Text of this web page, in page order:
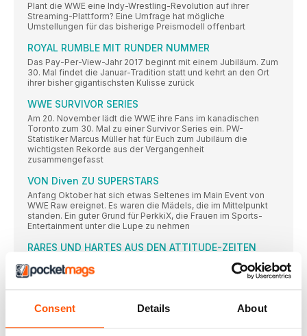
Consent Details About
Plant die WWE eine Indy-Wrestling-Revolution auf ihrer
Streaming-Plattform? Eine Umfrage hat mögliche
Umstellungen für das bisherige Preismodell offenbart
ROYAL RUMBLE MIT RUNDER NUMMER
Das Pay-Per-View-Jahr 2017 beginnt mit einem Jubiläum. Zum
30. Mal findet die Januar-Tradition statt und kehrt an den Ort
ihrer bisher gigantischsten Kulisse zurück
WWE SURVIVOR SERIES
Am 20. November lädt die WWE ihre Fans im kanadischen
Toronto zum 30. Mal zu einer Survivor Series ein. PW-
Statistiker Marcus Müller hat für Euch zum Jubiläum die
wichtigsten Rekorde aus der Vergangenheit
zusammengefasst
VON Diven ZU SUPERSTARS
Anfang Oktober hat sich etwas Seltenes im Main Event von
WWE Raw ereignet. Es waren die Mädels, die im Mittelpunkt
standen. Ein guter Grund für PerkkiX, die Frauen im Sports-
Entertainment unter die Lupe zu nehmen
RARES UND HARTES AUS DEN ATTITUDE-ZEITEN
Wir haben mal einen Blick drauf geworfen, was es Neues für
dein DVD-Regal gibt
NIE WIEDER WRESTLING
Mit einem Tweet hat WWEWrestler Tyson Kidd noch einmal
großes Glück gehabt zu haben